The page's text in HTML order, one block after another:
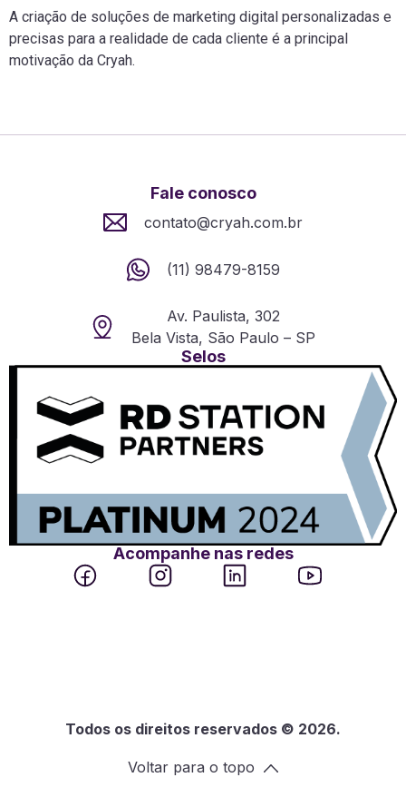
A criação de soluções de marketing digital personalizadas e
precisas para a realidade de cada cliente é a principal
motivação da Cryah.
Fale conosco
contato@cryah.com.br
(11) 98479-8159
Av. Paulista, 302
Bela Vista, São Paulo – SP
Selos
Acompanhe nas redes
Todos os direitos reservados © 2026.
Voltar para o topo